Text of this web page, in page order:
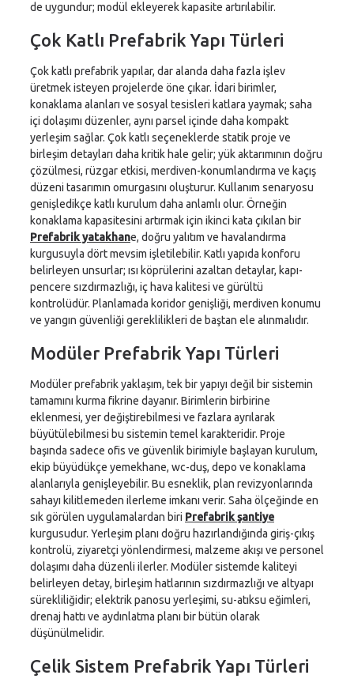
de uygundur; modül ekleyerek kapasite artırılabilir.
Çok Katlı Prefabrik Yapı Türleri
Çok katlı prefabrik yapılar, dar alanda daha fazla işlev
üretmek isteyen projelerde öne çıkar. İdari birimler,
konaklama alanları ve sosyal tesisleri katlara yaymak; saha
içi dolaşımı düzenler, aynı parsel içinde daha kompakt
yerleşim sağlar. Çok katlı seçeneklerde statik proje ve
birleşim detayları daha kritik hale gelir; yük aktarımının doğru
çözülmesi, rüzgar etkisi, merdiven-konumlandırma ve kaçış
düzeni tasarımın omurgasını oluşturur. Kullanım senaryosu
genişledikçe katlı kurulum daha anlamlı olur. Örneğin
konaklama kapasitesini artırmak için ikinci kata çıkılan bir
Prefabrik yatakhane, doğru yalıtım ve havalandırma
kurgusuyla dört mevsim işletilebilir. Katlı yapıda konforu
belirleyen unsurlar; ısı köprülerini azaltan detaylar, kapı-
pencere sızdırmazlığı, iç hava kalitesi ve gürültü
kontrolüdür. Planlamada koridor genişliği, merdiven konumu
ve yangın güvenliği gereklilikleri de baştan ele alınmalıdır.
Modüler Prefabrik Yapı Türleri
Modüler prefabrik yaklaşım, tek bir yapıyı değil bir sistemin
tamamını kurma fikrine dayanır. Birimlerin birbirine
eklenmesi, yer değiştirebilmesi ve fazlara ayrılarak
büyütülebilmesi bu sistemin temel karakteridir. Proje
başında sadece ofis ve güvenlik birimiyle başlayan kurulum,
ekip büyüdükçe yemekhane, wc-duş, depo ve konaklama
alanlarıyla genişleyebilir. Bu esneklik, plan revizyonlarında
sahayı kilitlemeden ilerleme imkanı verir. Saha ölçeğinde en
sık görülen uygulamalardan biri Prefabrik şantiye
kurgusudur. Yerleşim planı doğru hazırlandığında giriş-çıkış
kontrolü, ziyaretçi yönlendirmesi, malzeme akışı ve personel
dolaşımı daha düzenli ilerler. Modüler sistemde kaliteyi
belirleyen detay, birleşim hatlarının sızdırmazlığı ve altyapı
sürekliliğidir; elektrik panosu yerleşimi, su-atıksu eğimleri,
drenaj hattı ve aydınlatma planı bir bütün olarak
düşünülmelidir.
Çelik Sistem Prefabrik Yapı Türleri